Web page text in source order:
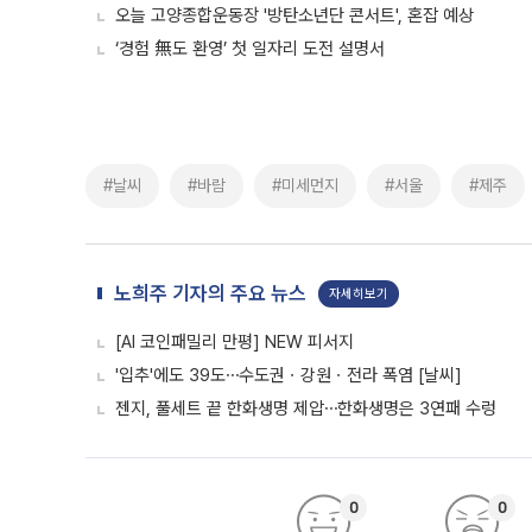
오늘 고양종합운동장 '방탄소년단 콘서트', 혼잡 예상
‘경험 無도 환영’ 첫 일자리 도전 설명서
#날씨 #바람 #미세먼지 #서울 #제주
노희주 기자의 주요 뉴스 자세히보기
[AI 코인패밀리 만평] NEW 피서지
'입추'에도 39도⋯수도권ㆍ강원ㆍ전라 폭염 [날씨]
젠지, 풀세트 끝 한화생명 제압⋯한화생명은 3연패 수렁
0 0